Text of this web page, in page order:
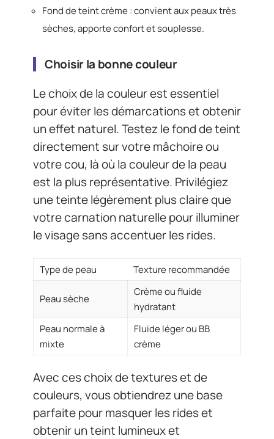
Fond de teint crème : convient aux peaux très
sèches, apporte confort et souplesse.
Choisir la bonne couleur
Le choix de la couleur est essentiel
pour éviter les démarcations et obtenir
un effet naturel. Testez le fond de teint
directement sur votre mâchoire ou
votre cou, là où la couleur de la peau
est la plus représentative. Privilégiez
une teinte légèrement plus claire que
votre carnation naturelle pour illuminer
le visage sans accentuer les rides.
Type de peau Texture recommandée
Peau sèche
Crème ou fluide
hydratant
Peau normale à
mixte
Fluide léger ou BB
crème
Avec ces choix de textures et de
couleurs, vous obtiendrez une base
parfaite pour masquer les rides et
obtenir un teint lumineux et